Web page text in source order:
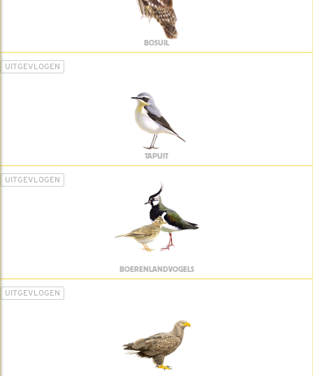
BOSUIL
UITGEVLOGEN
TAPUIT
UITGEVLOGEN
BOERENLANDVOGELS
UITGEVLOGEN